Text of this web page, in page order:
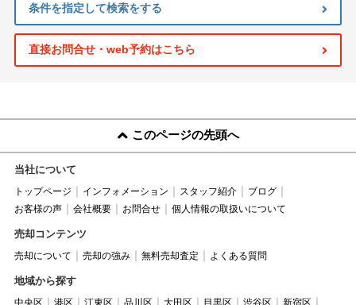
条件を指定して検索をする
直接お問合せ・web予約はこちら
このページの先頭へ
当社について
トップページ インフォメーション スタッフ紹介
ブログ
お客様の声
会社概要 お問合せ 個人情報の取扱いについて
売却コンテンツ
売却について 売却の強み 無料売却査定 よくある質問
地域から探す
中央区 港区 江東区 品川区 大田区 目黒区 渋谷区
新宿区